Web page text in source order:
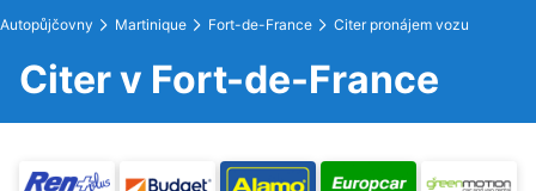
Autopůjčovny Martinique Fort-de-France Citer pronájem vozu
Citer v Fort-de-France